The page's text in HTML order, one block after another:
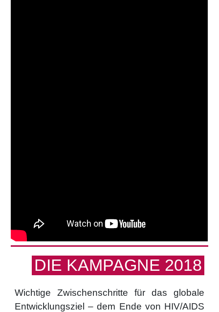
DIE KAMPAGNE 2018
Wichtige Zwischenschritte für das globale
Entwicklungsziel – dem Ende von HIV/AIDS